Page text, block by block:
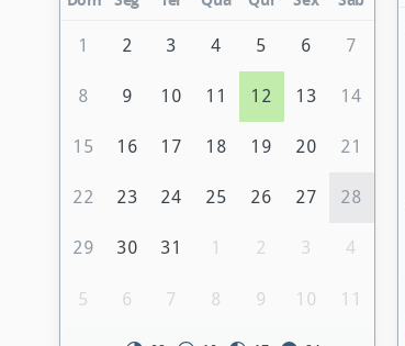
1 2 3 4 5 6 7
8 9 10 11 12 13 14
15 16 17 18 19 20 21
22 23 24 25 26 27 28
29 30 31 1 2 3 4
5 6 7 8 9 10 11